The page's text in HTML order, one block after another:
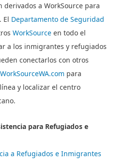
a WorkSource para
El Departamento de Seguridad
WorkSource en todo el
a los inmigrantes y refugiados
conectarlos con otros
para
y localizar el centro
para Refugiados e
a Refugiados e Inmigrantes